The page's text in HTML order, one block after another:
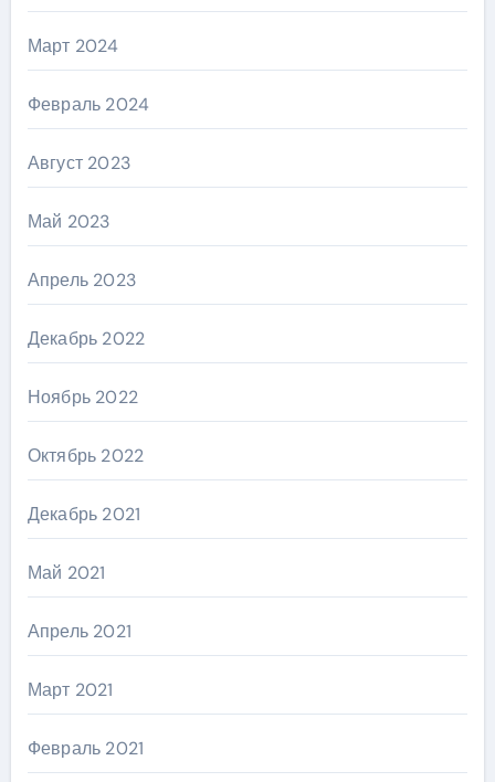
Март 2024
Февраль 2024
Август 2023
Май 2023
Апрель 2023
Декабрь 2022
Ноябрь 2022
Октябрь 2022
Декабрь 2021
Май 2021
Апрель 2021
Март 2021
Февраль 2021